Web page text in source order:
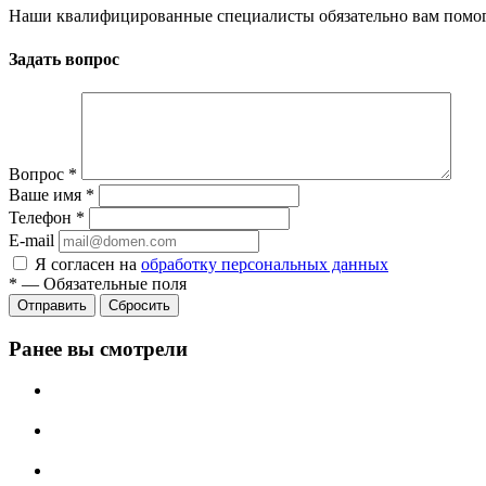
Наши квалифицированные специалисты обязательно вам
Задать вопрос
Вопрос *
Ваше имя *
Телефон *
E-mail
Я согласен на обработку персональных данных
* — Обязательные поля
Сбросить
Ранее вы смотрели